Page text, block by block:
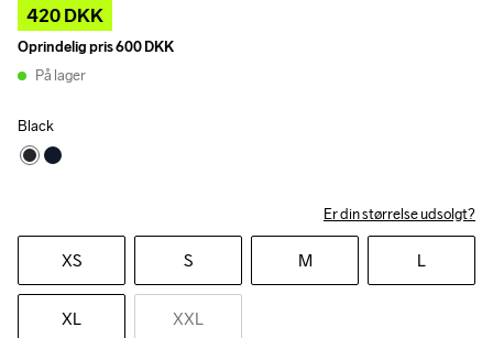
420 DKK
Oprindelig pris600 DKK
På lager
Black
Er din størrelse udsolgt?
XS S M L
XL XXL